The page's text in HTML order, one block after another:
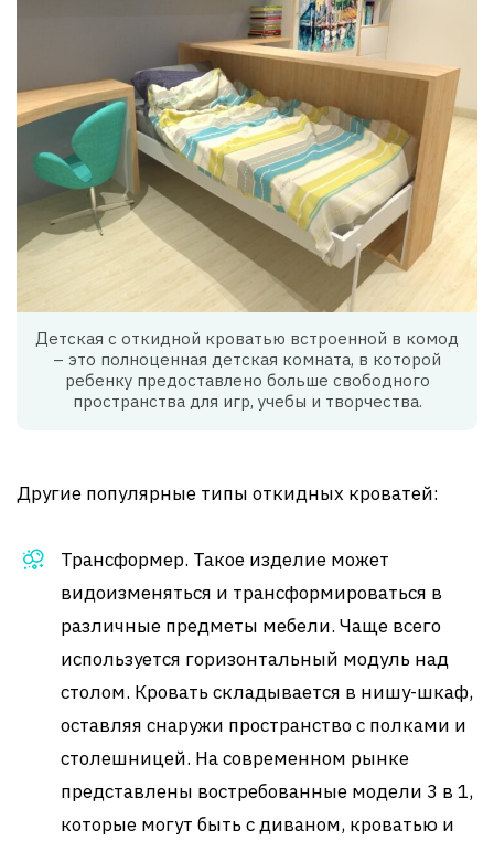
Детская с откидной кроватью встроенной в комод
– это полноценная детская комната, в которой
ребенку предоставлено больше свободного
пространства для игр, учебы и творчества.
Другие популярные типы откидных кроватей:
Трансформер. Такое изделие может
видоизменяться и трансформироваться в
различные предметы мебели. Чаще всего
используется горизонтальный модуль над
столом. Кровать складывается в нишу-шкаф,
оставляя снаружи пространство с полками и
столешницей. На современном рынке
представлены востребованные модели 3 в 1,
которые могут быть с диваном, кроватью и